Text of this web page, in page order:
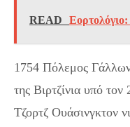
READ
1754 Πόλεμος Γάλλων
της Βιρτζίνια υπό
Τζορτζ Ουάσινγκτον